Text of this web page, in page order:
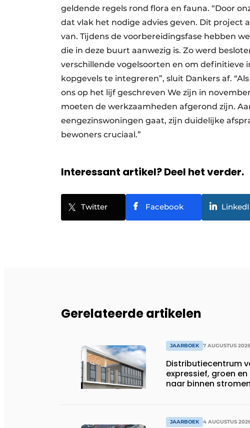
geldende regels rond flora en fauna. “Door
dat vlak het nodige advies geven. Dit project
van. Tijdens de voorbereidingsfase hebben
die in deze buurt aanwezig is. Zo werd
verschillende vogelsoorten en om definitieve
kopgevels te integreren”, sluit Dankers af.
ons op het lijf geschreven We zijn in
moeten de werkzaamheden afgerond zijn.
eengezinswoningen gaat, zijn duidelijke
bewoners cruciaal.”
Interessant artikel? Deel het verder.
Twitter Facebook
Gerelateerde artikelen
JAARBOEK 7 AUGUSTUS 2026
Distributiecentrum
expressief, groen
naar binnen stromen
JAARBOEK 4 AUGUSTUS